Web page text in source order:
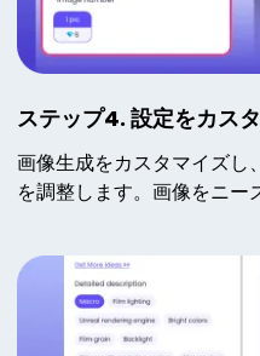
ステップ4. 設定をカス
画像生成をカスタマイズし
を調整します。画像をニー